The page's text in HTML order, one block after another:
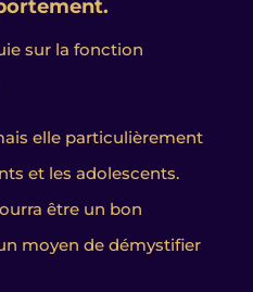
sur la fonction
elle particulièrement
et les adolescents.
être un bon
moyen de démystifier